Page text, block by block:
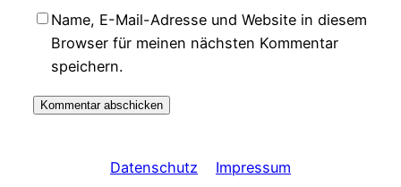
Name, E-Mail-Adresse und Website in diesem
Browser für meinen nächsten Kommentar
speichern.
Datenschutz Impressum